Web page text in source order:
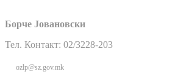
Борче Јовановски
Тел. Контакт: 02/3228-203
ozlp@sz.gov.mk